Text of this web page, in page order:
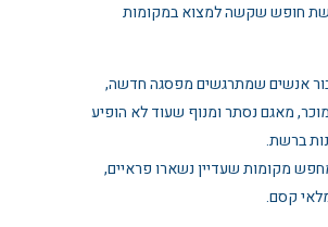
חופש שקשה למצוא במקומות
אנשים שמתרגשים מפסגה חדשה,
מאגם נסתר ומנוף שעוד לא הופיע
ברשת.
מקומות שעדיין נשארו פראיים,
קסם.